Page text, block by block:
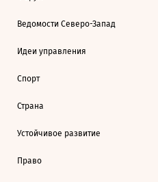
Ведомости Северо-Запад
Идеи управления
Спорт
Страна
Устойчивое развитие
Право